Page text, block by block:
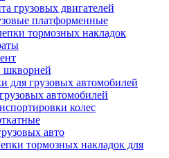
грузовых двигателей
платформенные
тормозных накладок
для грузовых автомобилей
автомобилей
колес
авто
тормозных накладок для